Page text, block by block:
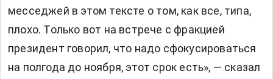
месседжей в этом тексте о том, как все, типа,
плохо. Только вот на встрече с фракцией
президент говорил, что надо сфокусироваться
на полгода до ноября, этот срок есть», — сказал